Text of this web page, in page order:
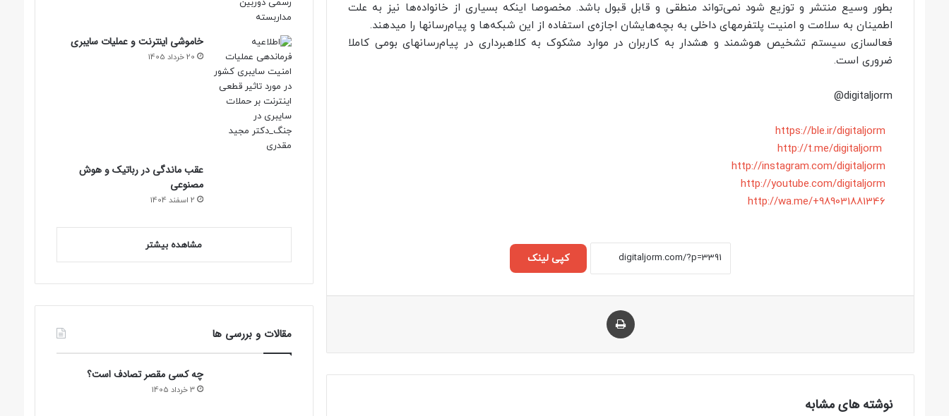
بطور وسیع منتشر و توزیع شود نمی‌تواند منطقی و قابل قبول باشد. مخصوصا اینکه بسیاری از خانواده‌ها نیز به علت
اطمینان به سلامت و امنیت پلتفرمهای داخلی به بچه‌هایشان اجازه‌ی استفاده از این شبکه‌ها و پیام‌رسانها را میدهند.
فعالسازی سیستم تشخیص هوشمند و هشدار به کاربران در موارد مشکوک به کلاهبرداری در پیام‌رسانهای بومی کاملا
ضروری است.
digitaljorm@
https://ble.ir/digitaljorm
http://t.me/digitaljorm
http://instagram.com/digitaljorm
http://youtube.com/digitaljorm
http://wa.me/+989031881346
کپی لینک
نوشته های مشابه
خاموشی اینترنت و عملیات سایبری
20 خرداد 1405
عقب ماندگی در رباتیک و هوش
مصنوعی
2 اسفند 1404